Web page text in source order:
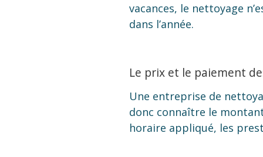
vacances, le nettoyage
dans l’année.
Le prix et le paiement
Une entreprise de
donc connaître le
horaire appliqué, les